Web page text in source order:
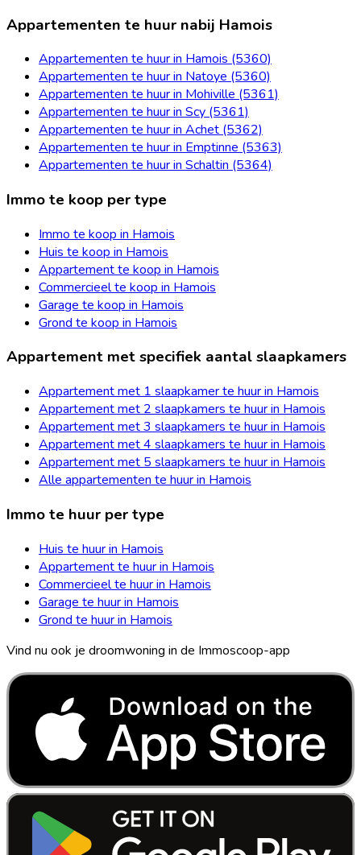
Appartementen te huur nabij Hamois
Appartementen te huur in Hamois (5360)
Appartementen te huur in Natoye (5360)
Appartementen te huur in Mohiville (5361)
Appartementen te huur in Scy (5361)
Appartementen te huur in Achet (5362)
Appartementen te huur in Emptinne (5363)
Appartementen te huur in Schaltin (5364)
Immo te koop per type
Immo te koop in Hamois
Huis te koop in Hamois
Appartement te koop in Hamois
Commercieel te koop in Hamois
Garage te koop in Hamois
Grond te koop in Hamois
Appartement met specifiek aantal slaapkamers
Appartement met 1 slaapkamer te huur in Hamois
Appartement met 2 slaapkamers te huur in Hamois
Appartement met 3 slaapkamers te huur in Hamois
Appartement met 4 slaapkamers te huur in Hamois
Appartement met 5 slaapkamers te huur in Hamois
Alle appartementen te huur in Hamois
Immo te huur per type
Huis te huur in Hamois
Appartement te huur in Hamois
Commercieel te huur in Hamois
Garage te huur in Hamois
Grond te huur in Hamois
Vind nu ook je droomwoning in de Immoscoop-app